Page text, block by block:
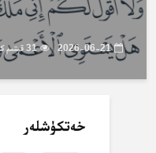
2026-06-21 31 قېتىم كۆرۈلدى
خەتكۈشلەر